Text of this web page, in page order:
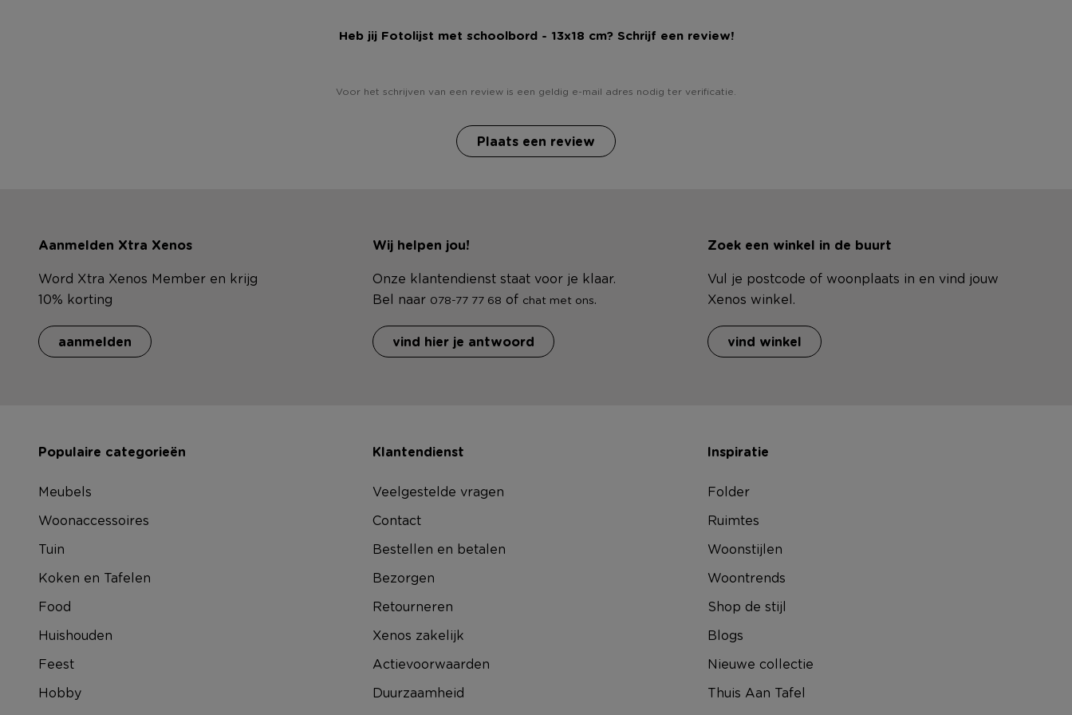
Heb jij Fotolijst met schoolbord - 13x18 cm? Schrijf een review!
Voor het schrijven van een review is een geldig e-mail adres nodig ter verificatie.
Plaats een review
Aanmelden Xtra Xenos
Word Xtra Xenos Member en krijg
10% korting
aanmelden
Wij helpen jou!
Onze klantendienst staat voor je klaar.
Bel naar 078-77 77 68 of chat met ons.
vind hier je antwoord
Zoek een winkel in de buurt
Vul je postcode of woonplaats in en vind jouw
Xenos winkel.
vind winkel
Populaire categorieën
Meubels
Woonaccessoires
Tuin
Koken en Tafelen
Food
Huishouden
Feest
Hobby
Klantendienst
Veelgestelde vragen
Contact
Bestellen en betalen
Bezorgen
Retourneren
Xenos zakelijk
Actievoorwaarden
Duurzaamheid
Inspiratie
Folder
Ruimtes
Woonstijlen
Woontrends
Shop de stijl
Blogs
Nieuwe collectie
Thuis Aan Tafel